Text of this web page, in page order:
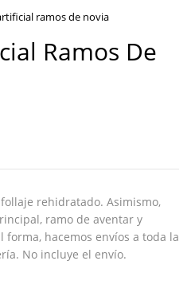
ramos de novia
Ramos De
rehidratado. Asimismo,
ramo de aventar y
hacemos envíos a toda la
No incluye el envío.